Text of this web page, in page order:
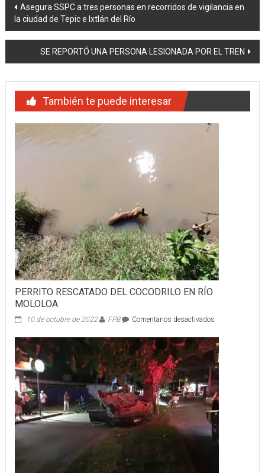
Navegación
de
entradas
Asegura SSPC a tres personas en recorridos de vigilancia en
la ciudad de Tepic e Ixtlán del Río
SE REPORTÓ UNA PERSONA LESIONADA POR EL TREN
También te puede interesar
PERRITO RESCATADO DEL COCODRILO EN RÍO
MOLOLOA
10 de octubre de 2022 FPB Comentarios desactivadosen
RESCATADO
DEL
COCODRILO
EN
RÍO
MOLOLOA